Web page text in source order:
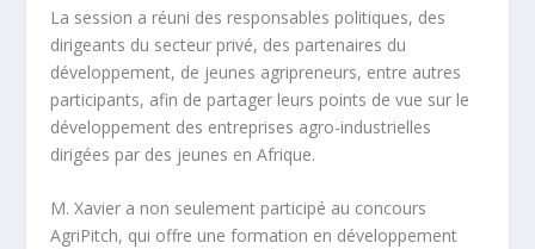
La session a réuni des responsables politiques, des
dirigeants du secteur privé, des partenaires du
développement, de jeunes agripreneurs, entre autres
participants, afin de partager leurs points de vue sur le
développement des entreprises agro-industrielles
dirigées par des jeunes en Afrique.
M. Xavier a non seulement participé au concours
AgriPitch, qui offre une formation en développement